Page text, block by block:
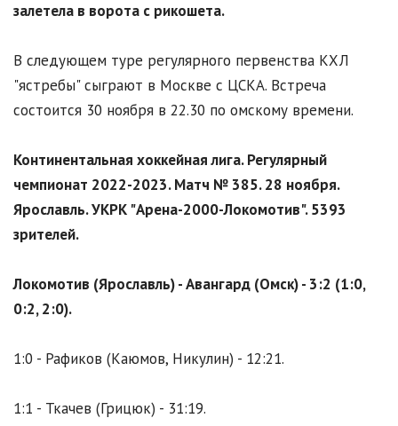
залетела в ворота с рикошета.
В следующем туре регулярного первенства КХЛ
"ястребы" сыграют в Москве с ЦСКА. Встреча
состоится 30 ноября в 22.30 по омскому времени.
Континентальная хоккейная лига. Регулярный
чемпионат 2022-2023. Матч № 385. 28 ноября.
Ярославль. УКРК "Арена-2000-Локомотив". 5393
зрителей.
Локомотив (Ярославль) - Авангард (Омск) - 3:2 (1:0,
0:2, 2:0).
1:0 - Рафиков (Каюмов, Никулин) - 12:21.
1:1 - Ткачев (Грицюк) - 31:19.